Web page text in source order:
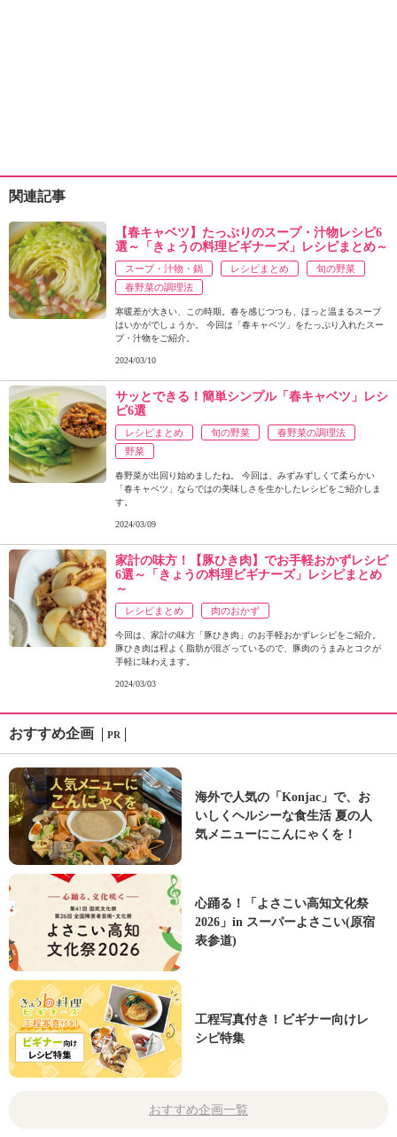
関連記事
【春キャベツ】たっぷりのスープ・汁物レシピ6
選～「きょうの料理ビギナーズ」レシピまとめ～
スープ・汁物・鍋 レシピまとめ
旬の野菜
春野菜の調理法
寒暖差が大きい、この時期。春を感じつつも、ほっと温まるスープ
はいかがでしょうか。 今回は「春キャベツ」をたっぷり入れたスー
プ・汁物をご紹介。
2024/03/10
サッとできる！簡単シンプル「春キャベツ」レシ
ピ6選
レシピまとめ 旬の野菜
春野菜の調理法
野菜
春野菜が出回り始めましたね。 今回は、みずみずしくて柔らかい
「春キャベツ」ならではの美味しさを生かしたレシピをご紹介しま
す。
2024/03/09
家計の味方！【豚ひき肉】でお手軽おかずレシピ
6選～「きょうの料理ビギナーズ」レシピまとめ
～
レシピまとめ 肉のおかず
今回は、家計の味方「豚ひき肉」のお手軽おかずレシピをご紹介。
豚ひき肉は程よく脂肪が混ざっているので、豚肉のうまみとコクが
手軽に味わえます。
2024/03/03
おすすめ企画 PR
海外で人気の「Konjac」で、お
いしくヘルシーな食生活 夏の人
気メニューにこんにゃくを！
心踊る！「よさこい高知文化祭
2026」in スーパーよさこい(原宿
表参道)
工程写真付き！ビギナー向けレ
シピ特集
おすすめ企画一覧